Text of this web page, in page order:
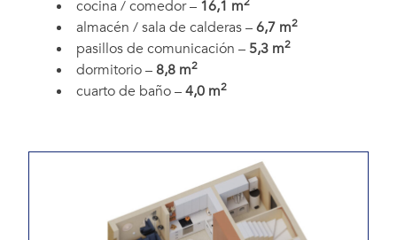
cocina / comedor – 16,1 m
almacén / sala de calderas –6,7 m2
pasillos de comunicación – 5,3 m2
dormitorio – 8,8 m2
cuarto de baño –4,0 m2